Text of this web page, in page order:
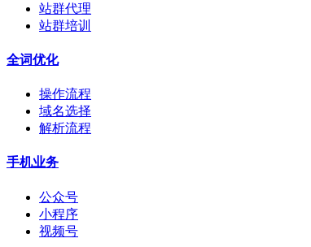
站群代理
站群培训
全词优化
操作流程
域名选择
解析流程
手机业务
公众号
小程序
视频号